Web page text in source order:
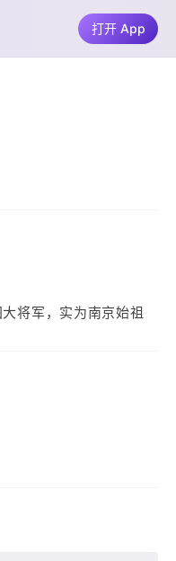
将军，实为南京始祖
打开 App